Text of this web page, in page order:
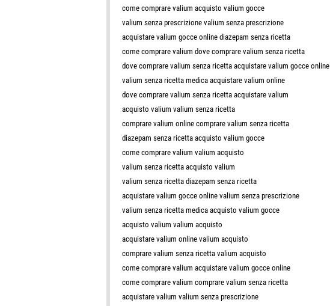
come comprare valium acquisto valium gocce
valium senza prescrizione valium senza prescrizione
acquistare valium gocce online diazepam senza ricetta
come comprare valium dove comprare valium senza ricetta
dove comprare valium senza ricetta acquistare valium gocce online
valium senza ricetta medica acquistare valium online
dove comprare valium senza ricetta acquistare valium
acquisto valium valium senza ricetta
comprare valium online comprare valium senza ricetta
diazepam senza ricetta acquisto valium gocce
come comprare valium valium acquisto
valium senza ricetta acquisto valium
valium senza ricetta diazepam senza ricetta
acquistare valium gocce online valium senza prescrizione
valium senza ricetta medica acquisto valium gocce
acquisto valium valium acquisto
acquistare valium online valium acquisto
comprare valium senza ricetta valium acquisto
come comprare valium acquistare valium gocce online
come comprare valium comprare valium senza ricetta
acquistare valium valium senza prescrizione